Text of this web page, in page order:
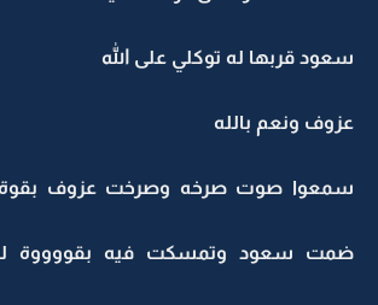
سعود قربها له توكلي على الله
عزوف ونعم بالله
سمعوا صوت صرخه وصرخت عزوف بقوة
ضمت سعود وتمسكت فيه بقووووة